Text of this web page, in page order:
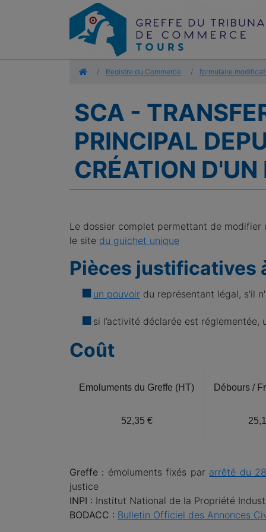
AccueilRegistre du Commerce formulaire
SCA -
PRINCIPAL
CRÉATION
Le dossier complet permettant de
le site du guichet unique
Pièces justificatives
un pouvoir du représentant légal, s'il
si l’activité déclarée est réglementée,
Coût
Emoluments du Greffe (HT) Débours /
52,35 €
Greffe : émoluments fixés par arrêté du
justice
INPI : Institut National de la Propriété
BODACC : Bulletin Officiel des Annonces